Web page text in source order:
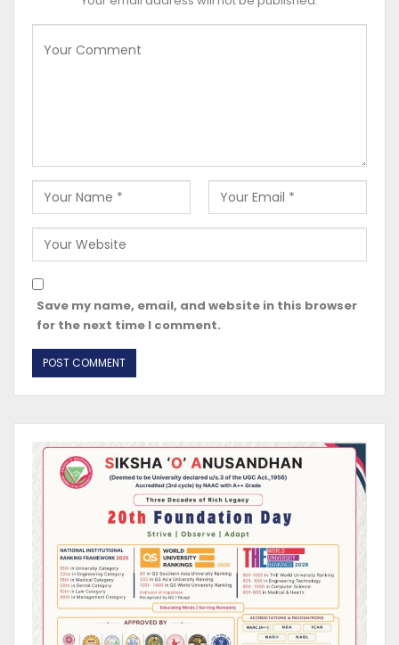
Save my name, email, and website in this browser
for the next time I comment.